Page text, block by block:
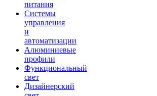
питания
Системы
управления
и
автоматизации
Алюминиевые
профили
Функциональный
свет
Дизайнерский